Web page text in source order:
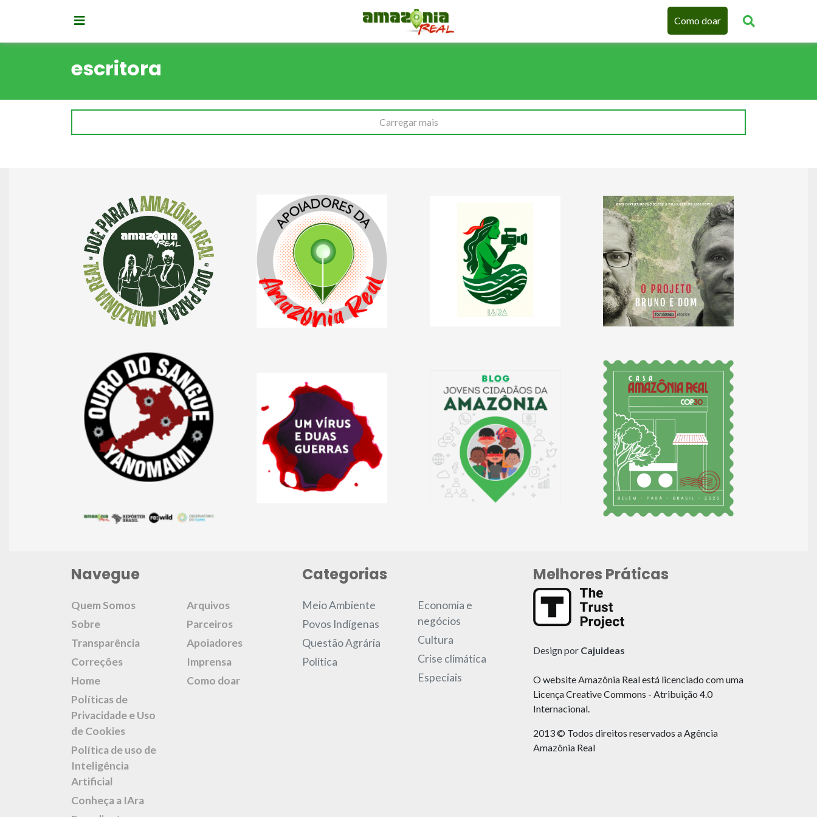
Como doar
escritora
Carregar mais
Navegue
Quem Somos
Sobre
Transparência
Correções
Home
Políticas de
Privacidade e Uso
de Cookies
Política de uso de
Inteligência
Artificial
Conheça a IAra
Arquivos
Parceiros
Apoiadores
Imprensa
Como doar
Categorias
Meio Ambiente
Povos Indígenas
Questão Agrária
Política
Economia e
negócios
Cultura
Crise climática
Especiais
Melhores Práticas
Design por Cajuideas
O website Amazônia Real está licenciado com uma
Licença Creative Commons - Atribuição 4.0
Internacional.
2013 © Todos direitos reservados a Agência
Amazônia Real